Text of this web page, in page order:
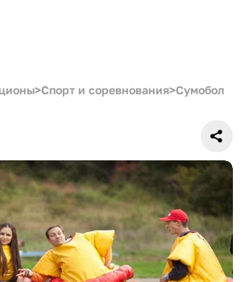
>Спорт и соревнования>Сумобол